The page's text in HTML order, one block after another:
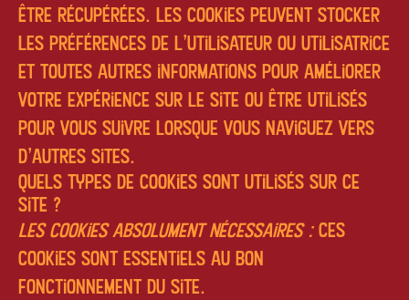
être récupérées. Les cookies peuvent stocker
les préférences de l'utilisateur ou utilisatrice
et toutes autres informations pour améliorer
votre expérience sur le site ou être utilisés
pour vous suivre lorsque vous naviguez vers
d'autres sites.
Quels types de cookies sont utilisés sur ce
site ?
Les cookies absolument nécessaires :Ces
cookies sont essentiels au bon
fonctionnement du site.